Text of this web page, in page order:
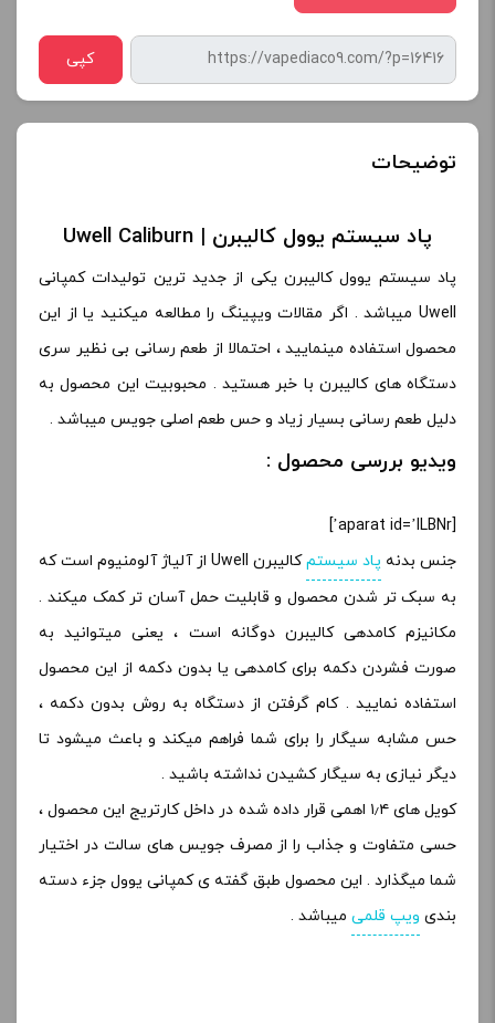
کپی
توضیحات
پاد سیستم یوول کالیبرن | Uwell Caliburn
پاد سیستم یوول کالیبرن یکی از جدید ترین تولیدات کمپانی
Uwell میباشد . اگر مقالات ویپینگ را مطالعه میکنید یا از این
محصول استفاده مینمایید ، احتمالا از طعم رسانی بی نظیر سری
دستگاه های کالیبرن با خبر هستید . محبوبیت این محصول به
دلیل طعم رسانی بسیار زیاد و حس طعم اصلی جویس میباشد .
ویدیو بررسی محصول :
[aparat id=’lLBNr’]
جنس بدنه پاد سیستم
کالیبرن Uwell از آلیاژ آلومنیوم است که
به سبک تر شدن محصول و قابلیت حمل آسان تر کمک میکند .
مکانیزم کامدهی کالیبرن دوگانه است ، یعنی میتوانید به
صورت فشردن دکمه برای کامدهی یا بدون دکمه از این محصول
استفاده نمایید . کام گرفتن از دستگاه به روش بدون دکمه ،
حس مشابه سیگار را برای شما فراهم میکند و باعث میشود تا
دیگر نیازی به سیگار کشیدن نداشته باشید .
کویل های ۱٫۴ اهمی قرار داده شده در داخل کارتریج این محصول ،
حسی متفاوت و جذاب را از مصرف جویس های سالت در اختیار
شما میگذارد . این محصول طبق گفته ی کمپانی یوول جزء دسته
بندی ویپ قلمی میباشد .